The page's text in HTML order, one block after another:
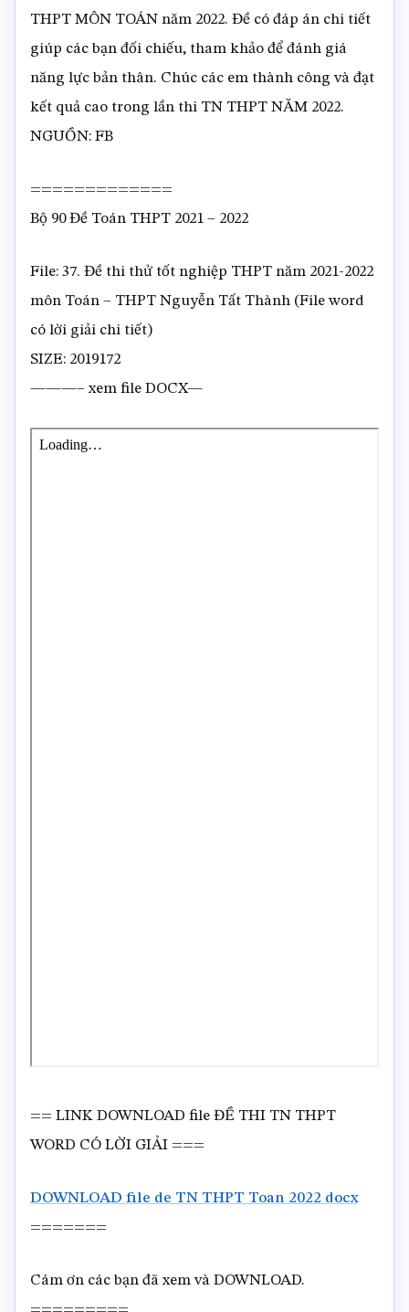
THPT MÔN TOÁN năm 2022. Đề có đáp án chi tiết
giúp các bạn đối chiếu, tham khảo để đánh giá
năng lực bản thân. Chúc các em thành công và đạt
kết quả cao trong lần thi TN THPT NĂM 2022.
NGUỒN: FB
=============
Bộ 90 Đề Toán THPT 2021 – 2022
File: 37. Đề thi thử tốt nghiệp THPT năm 2021-2022
môn Toán – THPT Nguyễn Tất Thành (File word
có lời giải chi tiết)
SIZE: 2019172
———– xem file DOCX—
== LINK DOWNLOAD file ĐỀ THI TN THPT
WORD CÓ LỜI GIẢI ===
DOWNLOAD file de TN THPT Toan 2022 docx
=======
Cám ơn các bạn đã xem và DOWNLOAD.